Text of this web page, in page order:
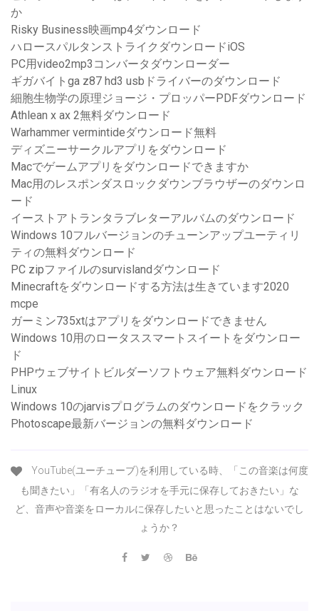
か
Risky Business映画mp4ダウンロード
ハロースパルタンストライクダウンロードiOS
PC用video2mp3コンバータダウンローダー
ギガバイトga z87 hd3 usbドライバーのダウンロード
細胞生物学の原理ジョージ・プロッパーPDFダウンロード
Athlean x ax 2無料ダウンロード
Warhammer vermintideダウンロード無料
ディズニーサークルアプリをダウンロード
Macでゲームアプリをダウンロードできますか
Mac用のレスポンダスロックダウンブラウザーのダウンロ
ード
イーストアトランタラブレターアルバムのダウンロード
Windows 10フルバージョンのチューンアップユーティリ
ティの無料ダウンロード
PC zipファイルのsurvislandダウンロード
Minecraftをダウンロードする方法は生きています2020
mcpe
ガーミン735xtはアプリをダウンロードできません
Windows 10用のロータススマートスイートをダウンロー
ド
PHPウェブサイトビルダーソフトウェア無料ダウンロード
Linux
Windows 10のjarvisプログラムのダウンロードをクラック
Photoscape最新バージョンの無料ダウンロード
YouTube(ユーチューブ)を利用している時、「この音楽は何度
も聞きたい」「有名人のラジオを手元に保存しておきたい」な
ど、音声や音楽をローカルに保存したいと思ったことはないでし
ょうか？